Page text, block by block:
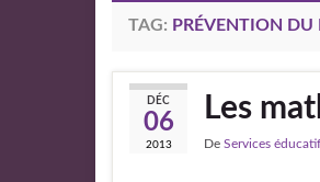
TAG: PRÉVENTION DU
DÉC
06
2013
Les
De Services